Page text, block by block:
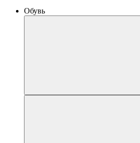
Обувь